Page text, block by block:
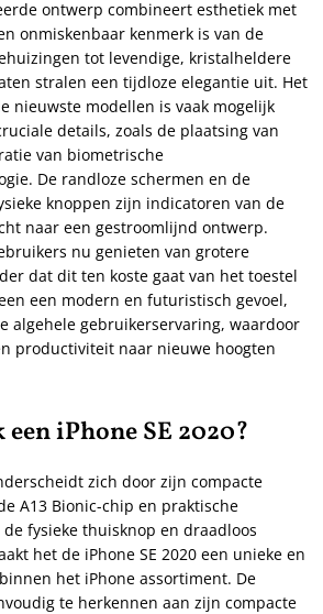
ontwerp combineert esthetiek met
onmiskenbaar kenmerk is van de
tot levendige, kristalheldere
stralen een tijdloze elegantie uit. Het
nieuwste modellen is vaak mogelijk
details, zoals de plaatsing van
van biometrische
De randloze schermen en de
knoppen zijn indicatoren van de
naar een gestroomlijnd ontwerp.
nu genieten van grotere
dat dit ten koste gaat van het toestel
een modern en futuristisch gevoel,
algehele gebruikerservaring, waardoor
productiviteit naar nieuwe hoogten
iPhone SE 2020?
zich door zijn compacte
A13 Bionic-chip en praktische
fysieke thuisknop en draadloos
het de iPhone SE 2020 een unieke en
het iPhone assortiment. De
te herkennen aan zijn compacte